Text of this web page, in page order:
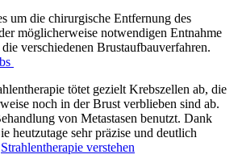
um die chirurgische Entfernung des
möglicherweise notwendigen Entnahme
verschiedenen Brustaufbauverfahren.
tötet gezielt Krebszellen ab, die
noch in der Brust verblieben sind ab.
von Metastasen benutzt. Dank
heutzutage sehr präzise und deutlich
Strahlentherapie verstehen